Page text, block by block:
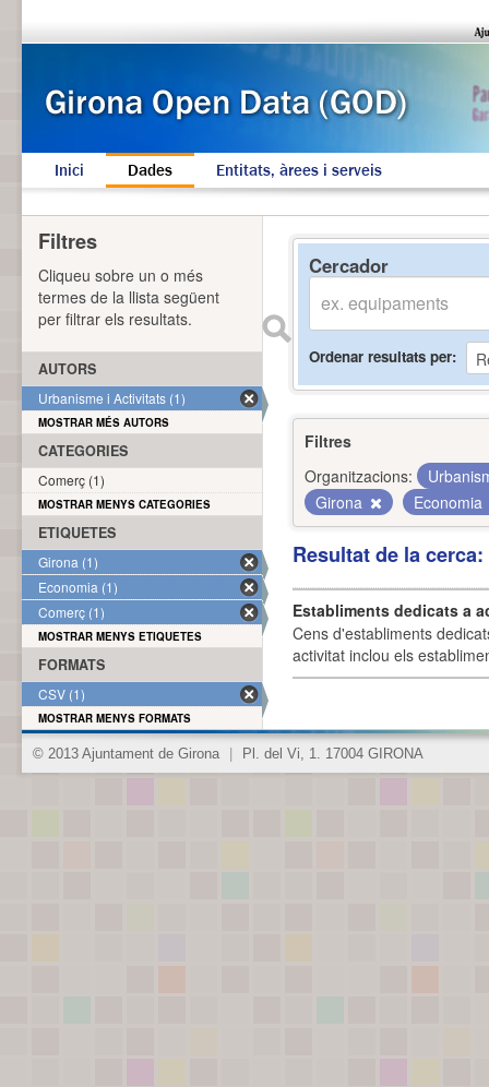
Inici Dades Entitats, àrees i serveis
Cercador
Ordenar resultats per
Filtres
Organitzacions:
Girona
Economia
Resultat de la
Establiments dedicats a
Cens d'establiments
activitat inclou els
Filtres
Cliqueu sobre un o més
termes de la llista següent
per filtrar els resultats.
AUTORS
Urbanisme i Activitats (1)
MOSTRAR MÉS AUTORS
CATEGORIES
Comerç (1)
MOSTRAR MENYS CATEGORIES
ETIQUETES
Girona (1)
Economia (1)
Comerç (1)
MOSTRAR MENYS ETIQUETES
FORMATS
CSV (1)
MOSTRAR MENYS FORMATS
© 2013 Ajuntament de Girona Pl. del Vi, 1. 17004 GIRONA